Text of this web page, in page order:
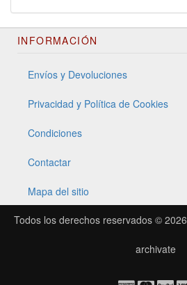
INFORMACIÓN
Envíos y Devoluciones
Privacidad y Política de Cookies
Condiciones
Contactar
Mapa del sitio
Todos los derechos reservados © 2026
archivate